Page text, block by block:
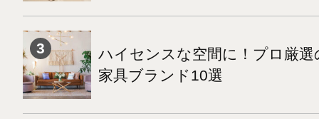
ハイセンスな空間に！プロ厳
家具ブランド10選